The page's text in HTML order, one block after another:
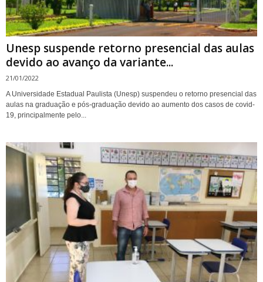
Unesp suspende retorno presencial das aulas
devido ao avanço da variante...
21/01/2022
A Universidade Estadual Paulista (Unesp) suspendeu o retorno presencial das
aulas na graduação e pós-graduação devido ao aumento dos casos de covid-
19, principalmente pelo...